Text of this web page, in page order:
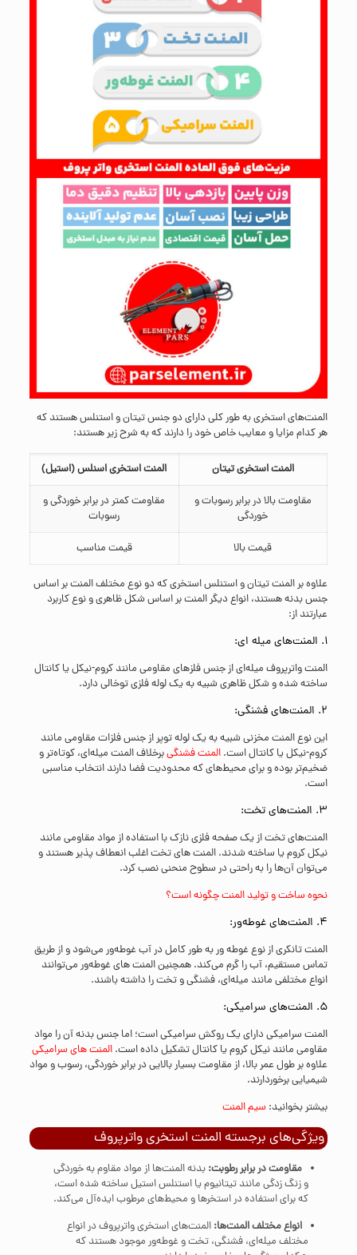
المنت‌های استخری به طور کلی دارای دو جنس تیتان و استنلس هستند که
هر کدام مزایا و معایب خاص خود را دارند که به شرح زیر هستند:
المنت استخری تیتان المنت استخری اسنلس (استیل)
مقاومت بالا در برابر رسوبات و
خوردگی
مقاومت کمتر در برابر خوردگی و
رسوبات
قیمت بالا قیمت مناسب
علاوه بر المنت تیتان و استنلس استخری که دو نوع مختلف المنت بر اساس
جنس بدنه هستند، انواع دیگر المنت بر اساس شکل ظاهری و نوع کاربرد
عبارتند از:
1. المنت‌‌های میله ‌ای:
المنت واترپروف میله‌ای از جنس فلزهای مقاومی مانند کروم-نیکل یا کانتال
ساخته شده و شکل ظاهری شبیه به یک لوله فلزی توخالی دارد.
2. المنت‌‌های فشنگی:
این نوع المنت مخزنی شبیه به یک لوله توپر از جنس فلزات مقاومی مانند
کروم-نیکل یا کانتال است. المنت فشنگیبرخلاف المنت میله‌ای، کوتاه‌تر و
ضخیم‌تر بوده و برای محیط‌های که محدودیت فضا دارند انتخاب مناسبی
است.
3. المنت‌های تخت:
المنت‌های تخت از یک صفحه فلزی نازک با استفاده از مواد مقاومی مانند
نیکل کروم یا ساخته شدند. المنت ‌های تخت اغلب انعطاف ‌پذیر هستند و
می‌توان آن‌ها را به راحتی در سطوح منحنی نصب کرد.
نحوه ساخت و تولید المنت چگونه است؟
4. المنت‌های غوطه‌ور:
المنت تانکری از نوع غوطه ور به طور کامل در آب غوطه‌ور می‌شود و از طریق
تماس مستقیم، آب را گرم می‌کند. همچنین المنت ‌های غوطه‌ور می‌توانند
انواع مختلفی مانند میله‌ای، فشنگی و تخت را داشته باشند.
5. المنت‌های سرامیکی:
المنت سرامیکی دارای یک روکش سرامیکی است؛ اما جنس بدنه آن را مواد
مقاومی مانند نیکل کروم یا کانتال تشکیل داده است. المنت ‌های سرامیکی
علاوه بر طول عمر بالا، از مقاومت بسیار بالایی در برابر خوردگی، رسوب و مواد
شیمیایی برخوردارند.
بیشتر بخوانید: سیم المنت
ویژگی‌های برجسته المنت استخری واترپروف
مقاومت در برابر رطوبت: بدنه المنت‌ها از مواد مقاوم به خوردگی
و زنگ زدگی مانند تیتانیوم یا استنلس استیل ساخته شده‌ است،
که برای استفاده در استخرها و محیط‌های مرطوب ایده‌آل می‌کند.
انواع مختلف المنت‌ها: المنت‌های استخری واترپروف در انواع
مختلف میله‌ای، فشنگی، تخت و غوطه‌ور موجود هستند که